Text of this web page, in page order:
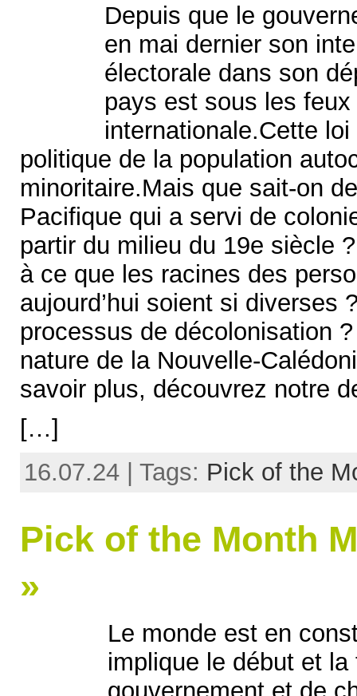
Depuis que le
en mai dernier son
électorale dans son
pays est sous les feux
internationale.Cette
politique de la population
minoritaire.Mais que sait-on
Pacifique qui a servi de
partir du milieu du 19e siècle
à ce que les racines des
aujourd’hui soient si diverses
processus de décolonisation
nature de la Nouvelle-
savoir plus, découvrez notre
[…]
16.07.24 | Tags: Pick of the
Pick of the Month
»
Le monde est en
implique le début et